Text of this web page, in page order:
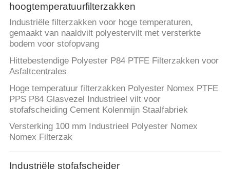
hoogtemperatuurfilterzakken
Industriële filterzakken voor hoge temperaturen,
gemaakt van naaldvilt polyestervilt met versterkte
bodem voor stofopvang
Hittebestendige Polyester P84 PTFE Filterzakken voor
Asfaltcentrales
Hoge temperatuur filterzakken Polyester Nomex PTFE
PPS P84 Glasvezel Industrieel vilt voor
stofafscheiding Cement Kolenmijn Staalfabriek
Versterking 100 mm Industrieel Polyester Nomex
Nomex Filterzak
Industriële stofafscheider